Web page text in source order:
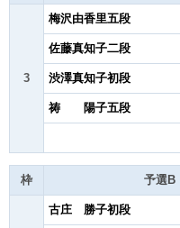
3
梅沢由香里五段
佐藤真知子二段
渋澤真知子初段
祷 陽子五段
枠 予選B
古庄 勝子初段